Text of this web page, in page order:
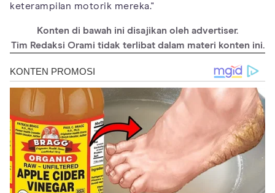
keterampilan motorik mereka."
Konten di bawah ini disajikan oleh advertiser.
Tim Redaksi Orami tidak terlibat dalam materi konten ini.